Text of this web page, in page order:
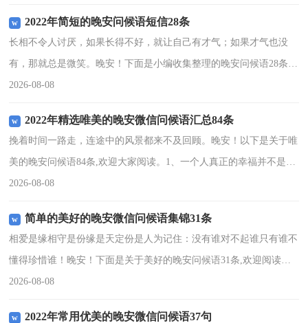
2022年简短的晚安问候语短信28条
长相不令人讨厌，如果长得不好，就让自己有才气；如果才气也没
有，那就总是微笑。晚安！下面是小编收集整理的晚安问候语28条,
欢迎大家阅读。1、别让人生，输给了心情。心情不是人生的全部，
2026-08-08
2022年精选唯美的晚安微信问候语汇总84条
挽着时间一路走，连途中的风景都来不及回顾。晚安！以下是关于唯
美的晚安问候语84条,欢迎大家阅读。1、一个人真正的幸福并不是呆
在光明之中，而是从远处凝望光明，朝它奔去，就在那拼命忘我的时
2026-08-08
简单的美好的晚安微信问候语集锦31条
相爱是缘相守是份缘是天定份是人为记住：没有谁对不起谁只有谁不
懂得珍惜谁！晚安！下面是关于美好的晚安问候语31条,欢迎阅读与
收藏。1、执着于那份不离不弃，只因为是你说的，所以我坚信。晚
2026-08-08
2022年常用优美的晚安微信问候语37句